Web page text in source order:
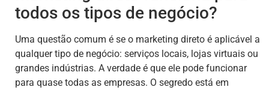
todos os tipos de negócio?
Uma questão comum é se o marketing direto é aplicável a
qualquer tipo de negócio: serviços locais, lojas virtuais ou
grandes indústrias. A verdade é que ele pode funcionar
para quase todas as empresas. O segredo está em